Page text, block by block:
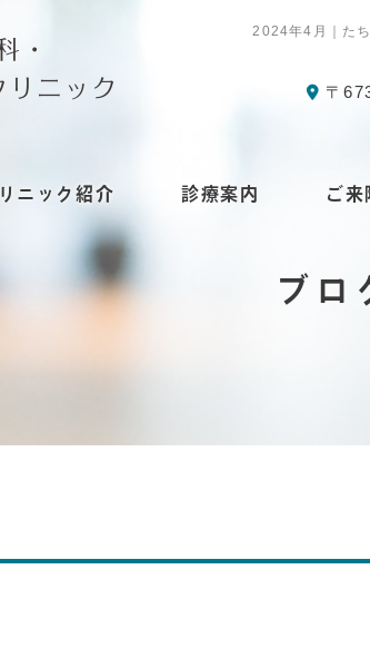
2024年4月｜た
〒
ニック紹介 診療案内 ご来
ブロ